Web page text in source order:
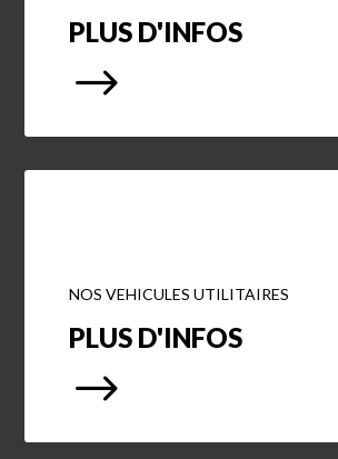
PLUS D'INFOS
$
NOS VEHICULES UTILITAIRES
PLUS D'INFOS
$